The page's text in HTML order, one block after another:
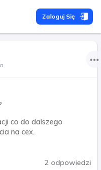
Zaloguj Się
co do dalszego
na cex.
2 odpowiedzi